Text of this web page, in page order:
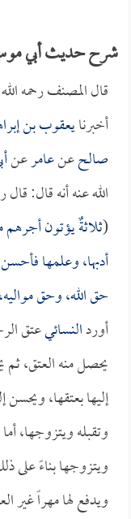
شرح حديث أبي
قال المصنف رحمه
أخبرنايعقوب بن
صالحعنعامرعن
الله عنه أنه قال:
(ثلاثةٌ يؤتون
أدبها، وعلمها
حق الله، وحق
أوردالنسائيعتق
يحصل منه العتق، ثم
إليها بعتقها، ويحسن
وتقبله ويتزوجها،
ويتزوجها بناءً على
ويدفع لها مهراً غير